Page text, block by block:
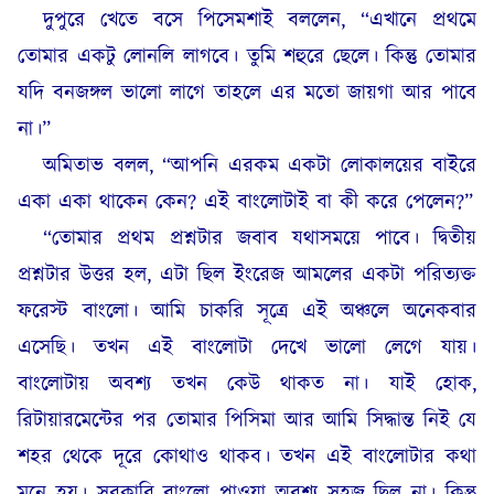
দুপুরে খেতে বসে পিসেমশাই বললেন, “এখানে প্রথমে
তোমার একটু লোনলি লাগবে। তুমি শহুরে ছেলে। কিন্তু তোমার
যদি বনজঙ্গল ভালো লাগে তাহলে এর মতো জায়গা আর পাবে
না।”
অমিতাভ বলল, “আপনি এরকম একটা লোকালয়ের বাইরে
একা একা থাকেন কেন? এই বাংলোটাই বা কী করে পেলেন?”
“তোমার প্রথম প্রশ্নটার জবাব যথাসময়ে পাবে। দ্বিতীয়
প্রশ্নটার উত্তর হল, এটা ছিল ইংরেজ আমলের একটা পরিত্যক্ত
ফরেস্ট বাংলো। আমি চাকরি সূত্রে এই অঞ্চলে অনেকবার
এসেছি। তখন এই বাংলোটা দেখে ভালো লেগে যায়।
বাংলোটায় অবশ্য তখন কেউ থাকত না। যাই হোক,
রিটায়ারমেন্টের পর তোমার পিসিমা আর আমি সিদ্ধান্ত নিই যে
শহর থেকে দূরে কোথাও থাকব। তখন এই বাংলোটার কথা